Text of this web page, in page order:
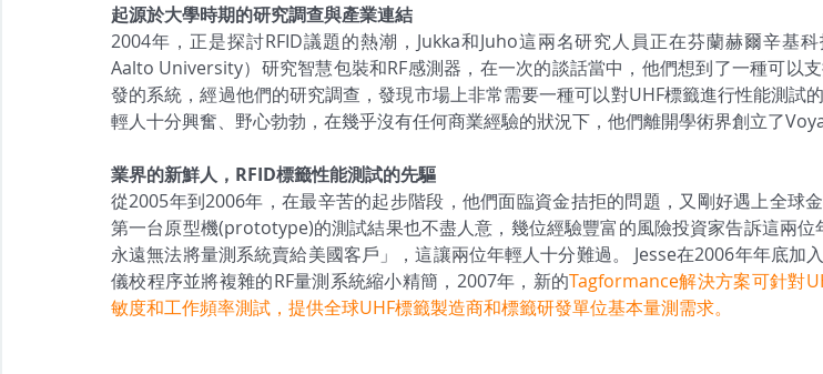
起源於大學時期的研究調查與產業連結
2004年，正是探討RFID議題的熱潮，Jukka和Juho這兩名研究人員正在芬蘭赫爾辛基
Aalto University）研究智慧包裝和RF感測器，在一次的談話當中，他們想到了一種可以
發的系統，經過他們的研究調查，發現市場上非常需要一種可以對UHF標籤進行性能測試
輕人十分興奮、野心勃勃，在幾乎沒有任何商業經驗的狀況下，他們離開學術界創立了
業界的新鮮人，RFID標籤性能測試的先驅
從2005年到2006年，在最辛苦的起步階段，他們面臨資金拮拒的問題，又剛好遇上全球
第一台原型機(prototype)的測試結果也不盡人意，幾位經驗豐富的風險投資家告訴這兩位
永遠無法將量測系統賣給美國客戶」，這讓兩位年輕人十分難過。 Jesse在2006年年底加
儀校程序並將複雜的RF量測系統縮小精簡，2007年，新的Tagformance解決方案可針對
敏度和工作頻率測試，提供全球UHF標籤製造商和標籤研發單位基本量測需求。